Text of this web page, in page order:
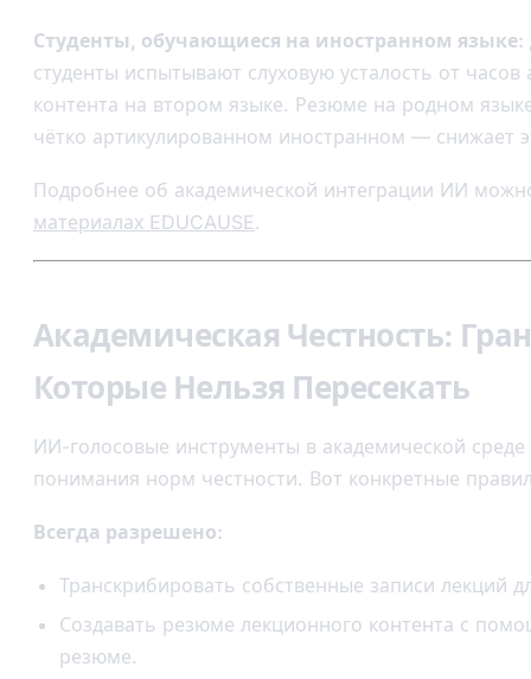
Студенты, обучающиеся на иностранном языке:
студенты испытывают слуховую усталость от часов
контента на втором языке. Резюме на родном
чётко артикулированном иностранном — снижает
Подробнее об академической интеграции ИИ
материалах EDUCAUSE.
Академическая Честность:
Которые Нельзя Пересекать
ИИ-голосовые инструменты в академической среде
понимания норм честности. Вот конкретные
Всегда разрешено:
Транскрибировать собственные записи лекций
Создавать резюме лекционного контента с
резюме.